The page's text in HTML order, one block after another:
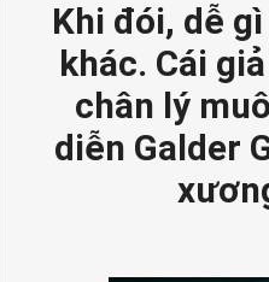
Khi đói, dễ
khác. Cái
chân lý
diễn Galder